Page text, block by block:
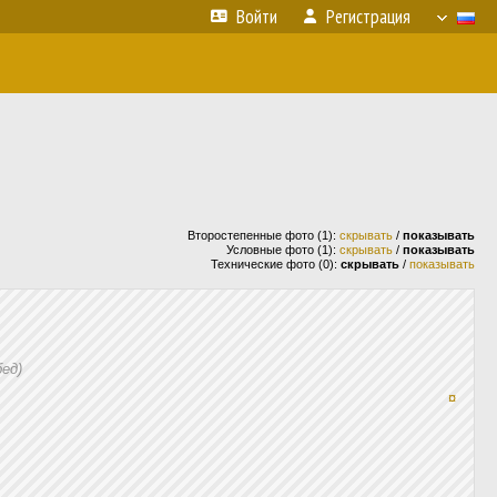
Войти Регистрация
Второстепенные фото (1): скрывать / показывать
Условные фото (1): скрывать / показывать
Технические фото (0): скрывать / показывать
¤